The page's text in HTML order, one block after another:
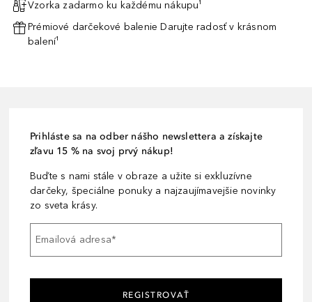
Vzorka zadarmo ku každému nákupu¹
Prémiové darčekové balenie Darujte radosť v krásnom
balení¹
Prihláste sa na odber nášho newslettera a získajte
zľavu 15 % na svoj prvý nákup!
Buďte s nami stále v obraze a užite si exkluzívne
darčeky, špeciálne ponuky a najzaujímavejšie novinky
zo sveta krásy.
Emailová adresa*
REGISTROVAŤ